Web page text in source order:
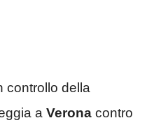
controllo della
a Verona contro